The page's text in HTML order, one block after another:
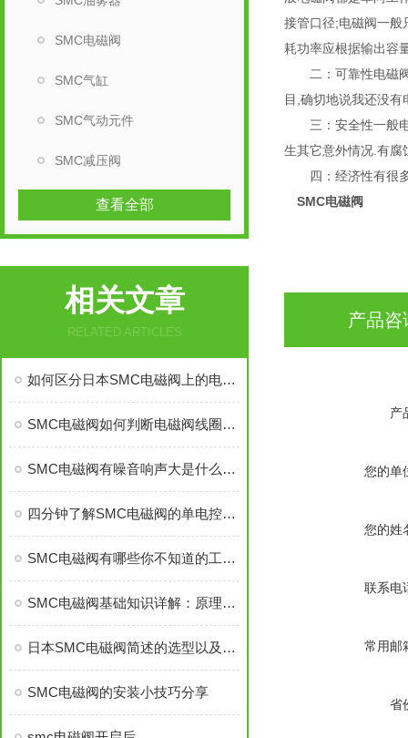
SMC电磁阀
SMC气缸
SMC气动元件
SMC减压阀
查看全部
相关文章
RELATED ARTICLES
如何区分日本SMC电磁阀上的电气原理图,每个图标都表示些什么意思？
SMC电磁阀如何判断电磁阀线圈是否正常工作
SMC电磁阀有噪音响声大是什么原因有什么解决办法
四分钟了解SMC电磁阀的单电控和双电控！
SMC电磁阀有哪些你不知道的工作原理
SMC电磁阀基础知识详解：原理、维护、选型
日本SMC电磁阀简述的选型以及主要应用
SMC电磁阀的安装小技巧分享
接管口径;电磁阀一般
耗功率应根据输出容
二：可靠性电磁阀
目,确切地说我还没
三：安全性一般电
生其它意外情况.有腐
四：经济性有很多
SMC电磁阀
产品咨
产
您的单
您的姓
联系电
常用邮
省